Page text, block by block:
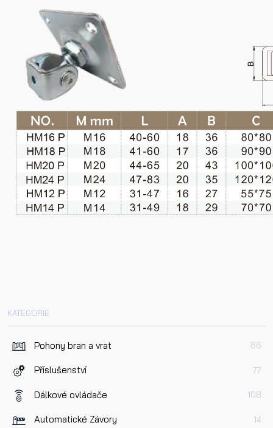
KATEGORIE
Pohony bran a vrat 86
Příslušenství 77
Dálkové ovládače 108
Automatické Závory 14
Příjmení
Telefon
E-mail
Dotaz k produktu